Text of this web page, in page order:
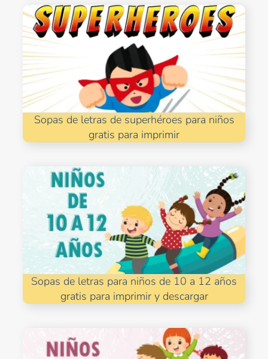
Sopas de letras de superhéroes para niños
gratis para imprimir
Sopas de letras para niños de 10 a 12 años
gratis para imprimir y descargar